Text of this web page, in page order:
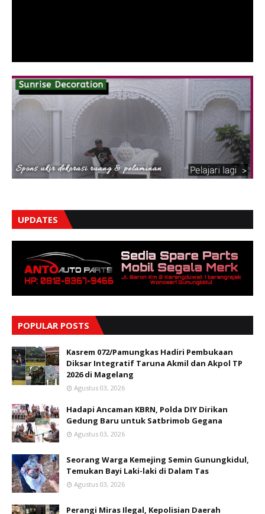
UPDATES
POPULAR POSTS
Kasrem 072/Pamungkas Hadiri Pembukaan
Diksar Integratif Taruna Akmil dan Akpol TP
2026 di Magelang
Agustus 03, 2026
Hadapi Ancaman KBRN, Polda DIY Dirikan
Gedung Baru untuk Satbrimob Gegana
Agustus 03, 2026
Seorang Warga Kemejing Semin Gunungkidul,
Temukan Bayi Laki-laki di Dalam Tas
Agustus 03, 2026
Perangi Miras Ilegal, Kepolisian Daerah